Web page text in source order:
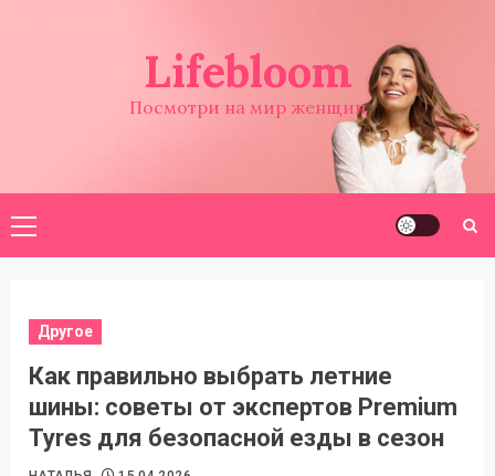
Lifebloom
Посмотри на мир женщин
Основное
меню
Другое
Как правильно выбрать летние
шины: советы от экспертов Premium
Tyres для безопасной езды в сезон